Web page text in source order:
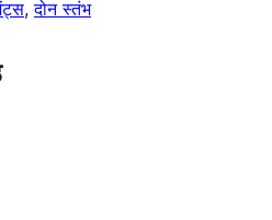
, दोन स्तंभ